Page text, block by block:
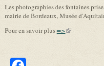
Les photographies des fontaines
mairie de Bordeaux, Musée
Pour en savoir plus=>(link is external)